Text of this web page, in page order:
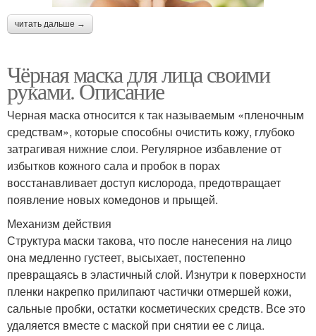
читать дальше →
Чёрная маска для лица своими
руками. Описание
Черная маска относится к так называемым «пленочным
средствам», которые способны очистить кожу, глубоко
затрагивая нижние слои. Регулярное избавление от
избытков кожного сала и пробок в порах
восстанавливает доступ кислорода, предотвращает
появление новых комедонов и прыщей.
Механизм действия
Структура маски такова, что после нанесения на лицо
она медленно густеет, высыхает, постепенно
превращаясь в эластичный слой. Изнутри к поверхности
пленки накрепко прилипают частички отмершей кожи,
сальные пробки, остатки косметических средств. Все это
удаляется вместе с маской при снятии ее с лица.